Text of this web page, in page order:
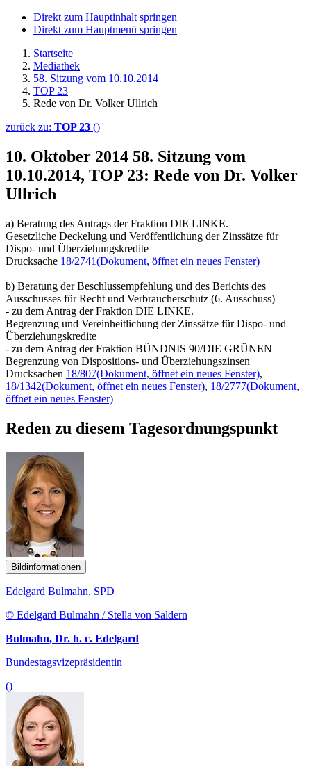
Direkt zum Hauptinhalt springen
Direkt zum Hauptmenü springen
Startseite
Mediathek
58. Sitzung vom 10.10.2014
TOP 23
Rede von Dr. Volker Ullrich
zurück zu: TOP 23 ()
10. Oktober 2014 58. Sitzung vom
10.10.2014, TOP 23: Rede von Dr. Volker
Ullrich
a) Beratung des Antrags der Fraktion DIE LINKE.
Gesetzliche Deckelung und Veröffentlichung der Zinssätze für
Dispo- und Überziehungskredite
Drucksache 18/2741(Dokument, öffnet ein neues Fenster)
b) Beratung der Beschlussempfehlung und des Berichts des
Ausschusses für Recht und Verbraucherschutz (6. Ausschuss)
- zu dem Antrag der Fraktion DIE LINKE.
Begrenzung und Vereinheitlichung der Zinssätze für Dispo- und
Überziehungskredite
- zu dem Antrag der Fraktion BÜNDNIS 90/DIE GRÜNEN
Begrenzung von Dispositions- und Überziehungszinsen
Drucksachen 18/807(Dokument, öffnet ein neues Fenster),
18/1342(Dokument, öffnet ein neues Fenster), 18/2777(Dokument,
öffnet ein neues Fenster)
Reden zu diesem Tagesordnungspunkt
Bildinformationen
Edelgard Bulmahn, SPD
© Edelgard Bulmahn / Stella von Saldern
Bulmahn, Dr. h. c. Edelgard
Bundestagsvizepräsidentin
()